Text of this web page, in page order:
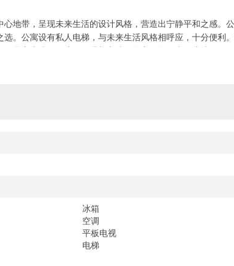
地带，呈现未来生活的设计风格，营造出宁静平和之感。公
。公寓设有私人电梯，与未来生活风格相呼应，十分便利
是家庭或好友度假的理想之选。公寓另设45米游泳池、健身
。
冰箱
空调
平板电视
电梯